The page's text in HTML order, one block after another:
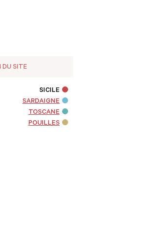
DU SITE
SICILE
SARDAIGNE
TOSCANE
POUILLES